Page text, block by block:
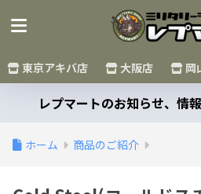
東京アキバ店 大阪店 岡
レプマートのお知らせ、情
ホーム 商品のご紹介